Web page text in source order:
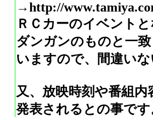
→http://
ＲＣカーのイベント
ダンガンのものと一
いますので、間違い
又、放映時刻や番組
発表されるとの事です